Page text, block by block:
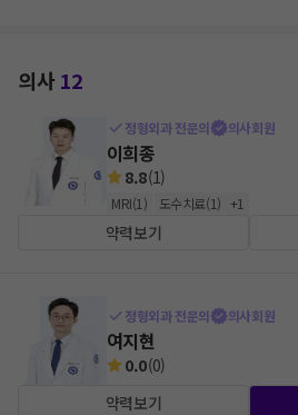
의사12
정형외과 전문의 의사회원
이희종
8.8(1)
MRI(1 ) 도수치료(1) +1
약력보기
정형외과 전문의 의사회원
여지현
0.0(0)
약력보기